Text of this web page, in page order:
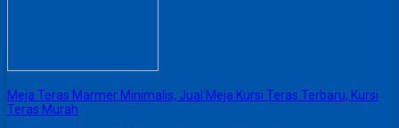
Meja Teras Marmer Minimalis, Jual Meja Kursi Teras Terbaru, Kursi
Teras Murah